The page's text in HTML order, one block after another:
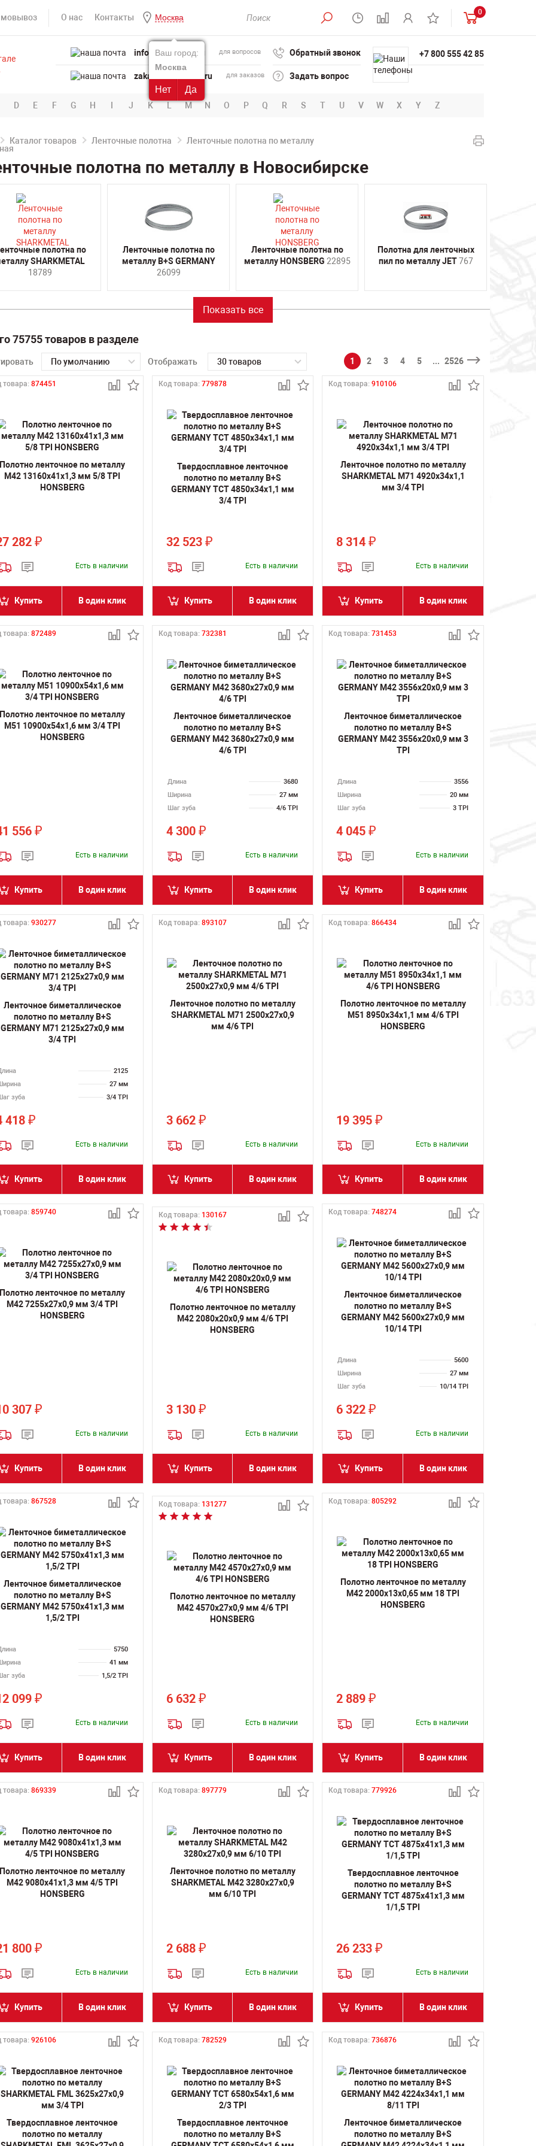
О нас Контакты Москва
Ваш город:
Москва
Нет Да
0
info@powertool.ru для вопросов
zakaz@powertool.ru для заказов
Обратный звонок
Задать вопрос
+7 800 555 42 85
D E F G H I J K L M N O P Q R S T U V W X Y Z
Каталог товаров Ленточные полотна Ленточные полотна по металлу
полотна по металлу в Новосибирске
полотна по
SHARKMETAL
18789
Ленточные полотна по
металлу B+S GERMANY
26099
Ленточные полотна по
металлу HONSBERG 22895
Полотна для ленточных
пил по металлу JET767
Показать все
75755 товаров в разделе
По умолчанию Отображать 30 товаров 1 2 3 4 5 ... 2526
товара: 874451
Полотно ленточное по металлу
M42 13160х41х1,3 мм 5/8 TPI
HONSBERG
282 ₽
Есть в наличии
Купить В один клик
Код товара: 779878
Твердосплавное ленточное
полотно по металлу B+S
GERMANY TCT 4850х34х1,1 мм
3/4 TPI
32 523 ₽
Есть в наличии
Купить В один клик
Код товара:910106
Ленточное полотно по металлу
SHARKMETAL M71 4920х34х1,1
мм 3/4 TPI
8 314₽
Есть в наличии
Купить В один клик
товара: 872489
Полотно ленточное по металлу
M51 10900х54х1,6 мм 3/4 TPI
HONSBERG
556 ₽
Есть в наличии
Купить В один клик
Код товара: 732381
Ленточное биметаллическое
полотно по металлу B+S
GERMANY M42 3680х27х0,9 мм
4/6 TPI
Длина
3680
Ширина
27 мм
Шаг зуба
4/6 TPI
4 300 ₽
Есть в наличии
Купить В один клик
Код товара:731453
Ленточное биметаллическое
полотно по металлу B+S
GERMANY M42 3556х20х0,9 мм 3
TPI
Длина
3556
Ширина
20 мм
Шаг зуба
3 TPI
4 045₽
Есть в наличии
Купить В один клик
товара: 930277
Ленточное биметаллическое
полотно по металлу B+S
GERMANY M71 2125х27х0,9 мм
3/4 TPI
2125
27 мм
зуба
3/4 TPI
418 ₽
Есть в наличии
Купить В один клик
Код товара: 893107
Ленточное полотно по металлу
SHARKMETAL M71 2500х27х0,9
мм 4/6 TPI
3 662 ₽
Есть в наличии
Купить В один клик
Код товара:866434
Полотно ленточное по металлу
M51 8950х34х1,1 мм 4/6 TPI
HONSBERG
19 395₽
Есть в наличии
Купить В один клик
товара: 859740
Полотно ленточное по металлу
M42 7255х27х0,9 мм 3/4 TPI
HONSBERG
307 ₽
Есть в наличии
Купить В один клик
Код товара: 130167
Полотно ленточное по металлу
M42 2080х20х0,9 мм 4/6 TPI
HONSBERG
3 130 ₽
Есть в наличии
Купить В один клик
Код товара:748274
Ленточное биметаллическое
полотно по металлу B+S
GERMANY M42 5600х27х0,9 мм
10/14 TPI
Длина
5600
Ширина
27 мм
Шаг зуба
10/14 TPI
6 322₽
Есть в наличии
Купить В один клик
товара: 867528
Ленточное биметаллическое
полотно по металлу B+S
GERMANY M42 5750х41х1,3 мм
1,5/2 TPI
5750
41 мм
зуба
1,5/2 TPI
099 ₽
Есть в наличии
Купить В один клик
Код товара: 131277
Полотно ленточное по металлу
M42 4570х27х0,9 мм 4/6 TPI
HONSBERG
6 632 ₽
Есть в наличии
Купить В один клик
Код товара:805292
Полотно ленточное по металлу
M42 2000х13х0,65 мм 18 TPI
HONSBERG
2 889₽
Есть в наличии
Купить В один клик
товара: 869339
Полотно ленточное по металлу
M42 9080х41х1,3 мм 4/5 TPI
HONSBERG
800 ₽
Есть в наличии
Купить В один клик
Код товара: 897779
Ленточное полотно по металлу
SHARKMETAL M42 3280х27х0,9
мм 6/10 TPI
2 688 ₽
Есть в наличии
Купить В один клик
Код товара:779926
Твердосплавное ленточное
полотно по металлу B+S
GERMANY TCT 4875х41х1,3 мм
1/1,5 TPI
26 233₽
Есть в наличии
Купить В один клик
товара: 926106
Твердосплавное ленточное
полотно по металлу
Код товара: 782529
Твердосплавное ленточное
полотно по металлу B+S
Код товара:736876
Ленточное биметаллическое
полотно по металлу B+S